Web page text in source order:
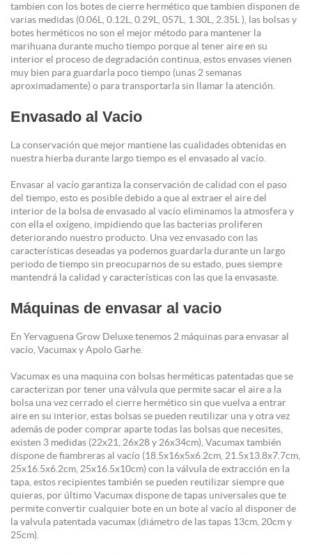
tambien con los botes de cierre hermético que tambien disponen de
varias medidas (0.06L, 0.12L, 0.29L, 057L, 1.30L, 2.35L ), las bolsas y
botes herméticos no son el mejor método para mantener la
marihuana durante mucho tiempo porque al tener aire en su
interior el proceso de degradación continua, estos envases vienen
muy bien para guardarla poco tiempo (unas 2 semanas
aproximadamente) o para transportarla sin llamar la atención.
Envasado al Vacio
La conservación que mejor mantiene las cualidades obtenidas en
nuestra hierba durante largo tiempo es el envasado al vacío.
Envasar al vacío garantiza la conservación de calidad con el paso
del tiempo, esto es posible debido a que al extraer el aire del
interior de la bolsa de envasado al vacío eliminamos la atmosfera y
con ella el oxígeno, impidiendo que las bacterias proliferen
deteriorando nuestro producto. Una vez envasado con las
características deseadas ya podemos guardarla durante un largo
periodo de tiempo sin preocuparnos de su estado, pues siempre
mantendrá la calidad y características con las que la envasaste.
Máquinas de envasar al vacio
En Yervaguena Grow Deluxe tenemos 2 máquinas para envasar al
vacío, Vacumax y Apolo Garhe.
Vacumax es una maquina con bolsas herméticas patentadas que se
caracterizan por tener una válvula que permite sacar el aire a la
bolsa una vez cerrado el cierre hermético sin que vuelva a entrar
aire en su interior, estas bolsas se pueden reutilizar una y otra vez
además de poder comprar aparte todas las bolsas que necesites,
existen 3 medidas (22x21, 26x28 y 26x34cm), Vacumax también
dispone de fiambreras al vacío (18.5x16x5x6.2cm, 21.5x13.8x7.7cm,
25x16.5x6.2cm, 25x16.5x10cm) con la válvula de extracción en la
tapa, estos recipientes también se pueden reutilizar siempre que
quieras, por último Vacumax dispone de tapas universales que te
permite convertir cualquier bote en un bote al vacío al disponer de
la valvula patentada vacumax (diámetro de las tapas 13cm, 20cm y
25cm).